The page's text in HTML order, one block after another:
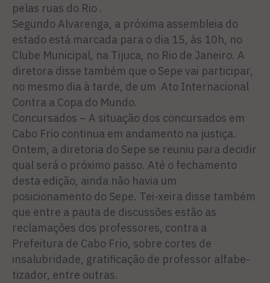
pelas ruas do Rio .
Segundo Alvarenga, a próxima assembleia do
estado está marcada para o dia 15, às 10h, no
Clube Municipal, na Tijuca, no Rio de Janeiro. A
diretora disse também que o Sepe vai participar,
no mesmo dia à tarde, de um Ato Internacional
Contra a Copa do Mundo.
Concursados – A situação dos concursados em
Cabo Frio continua em andamento na justiça.
Ontem, a diretoria do Sepe se reuniu para decidir
qual será o próximo passo. Até o fechamento
desta edição, ainda não havia um
posicionamento do Sepe. Tei-xeira disse também
que entre a pauta de discussões estão as
reclamações dos professores, contra a
Prefeitura de Cabo Frio, sobre cortes de
insalubridade, gratificação de professor alfabe-
tizador, entre outras.